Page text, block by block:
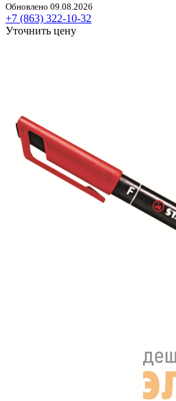
Обновлено 09.08.2026
+7 (863) 322-10-32
Уточнить цену